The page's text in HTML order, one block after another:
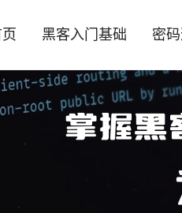
黑客入门基础 密
掌握黑